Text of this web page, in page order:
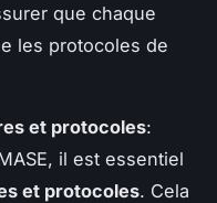
que chaque
les protocoles de
et protocoles:
il est essentiel
et protocoles. Cela